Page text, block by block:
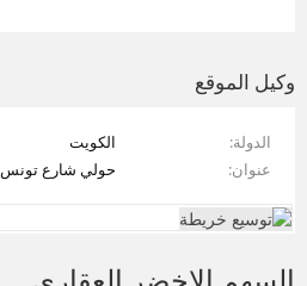
فلسطين
سوريا
وكيل الموقع
الدولة
الكويت
عنوان
حولي شارع تونس